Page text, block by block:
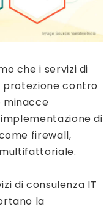
che i servizi di
contro
minacce
di
firewall,
di consulenza IT
la